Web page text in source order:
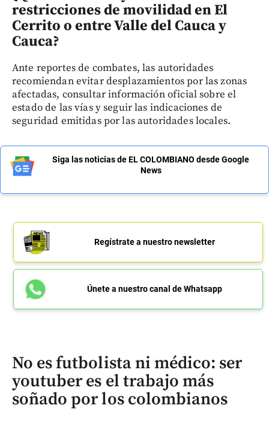
restricciones de movilidad en El
Cerrito o entre Valle del Cauca y
Cauca?
Ante reportes de combates, las autoridades
recomiendan evitar desplazamientos por las zonas
afectadas, consultar información oficial sobre el
estado de las vías y seguir las indicaciones de
seguridad emitidas por las autoridades locales.
Siga las noticias de EL COLOMBIANO desde Google
News
Regístrate a nuestro newsletter
Únete a nuestro canal de Whatsapp
No es futbolista ni médico: ser
youtuber es el trabajo más
soñado por los colombianos